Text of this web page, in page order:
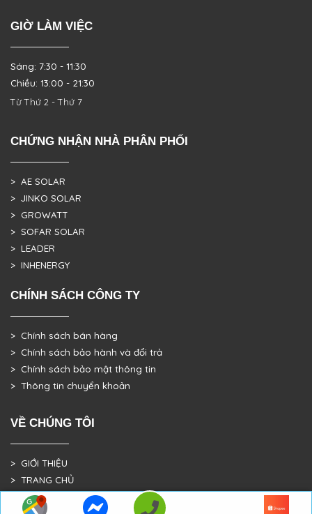
GIỜ LÀM VIỆC
Sáng: 7:30 - 11:30
Chiều: 13:00 - 21:30
Từ Thứ 2 - Thứ 7
CHỨNG NHẬN NHÀ PHÂN PHỐI
> AE SOLAR
> JINKO SOLAR
> GROWATT
> SOFAR SOLAR
> LEADER
> INHENERGY
CHÍNH SÁCH CÔNG TY
> Chính sách bán hàng
> Chính sách bảo hành và đổi trả
> Chính sách bảo mật thông tin
> Thông tin chuyển khoản
VỀ CHÚNG TÔI
> GIỚI THIỆU
> TRANG CHỦ
> DỰ ÁN THỰC TẾ